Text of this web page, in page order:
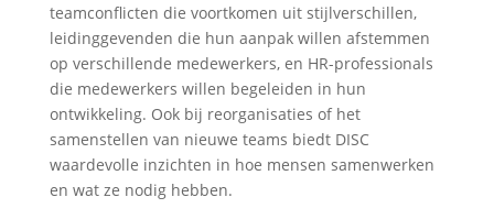
teamconflicten die voortkomen uit stijlverschillen,
leidinggevenden die hun aanpak willen afstemmen
op verschillende medewerkers, en HR-professionals
die medewerkers willen begeleiden in hun
ontwikkeling. Ook bij reorganisaties of het
samenstellen van nieuwe teams biedt DISC
waardevolle inzichten in hoe mensen samenwerken
en wat ze nodig hebben.